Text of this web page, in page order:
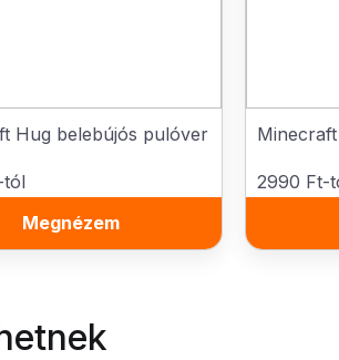
Hug belebújós pulóver
Megnézem
2990 Ft-